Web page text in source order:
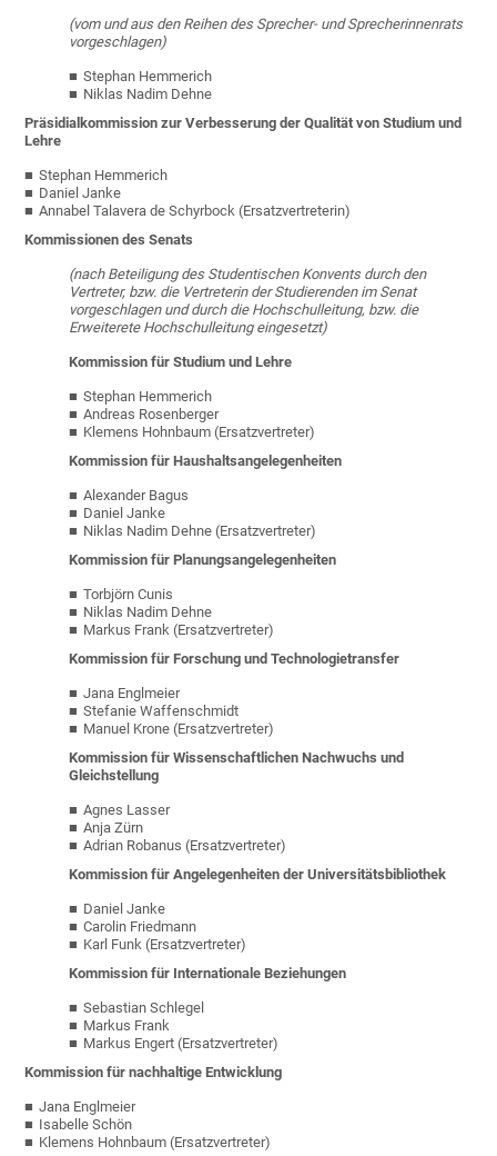
(vom und aus den Reihen des Sprecher- und Sprecherinnenrats
vorgeschlagen)
Stephan Hemmerich
Niklas Nadim Dehne
Präsidialkommission zur Verbesserung der Qualität von Studium und
Lehre
Stephan Hemmerich
Daniel Janke
Annabel Talavera de Schyrbock (Ersatzvertreterin)
Kommissionen des Senats
(nach Beteiligung des Studentischen Konvents durch den
Vertreter, bzw. die Vertreterin der Studierenden im Senat
vorgeschlagen und durch die Hochschulleitung, bzw. die
Erweiterete Hochschulleitung eingesetzt)
Kommission für Studium und Lehre
Stephan Hemmerich
Andreas Rosenberger
Klemens Hohnbaum (Ersatzvertreter)
Kommission für Haushaltsangelegenheiten
Alexander Bagus
Daniel Janke
Niklas Nadim Dehne (Ersatzvertreter)
Kommission für Planungsangelegenheiten
Torbjörn Cunis
Niklas Nadim Dehne
Markus Frank (Ersatzvertreter)
Kommission für Forschung und Technologietransfer
Jana Englmeier
Stefanie Waffenschmidt
Manuel Krone (Ersatzvertreter)
Kommission für Wissenschaftlichen Nachwuchs und
Gleichstellung
Agnes Lasser
Anja Zürn
Adrian Robanus (Ersatzvertreter)
Kommission für Angelegenheiten der Universitätsbibliothek
Daniel Janke
Carolin Friedmann
Karl Funk (Ersatzvertreter)
Kommission für Internationale Beziehungen
Sebastian Schlegel
Markus Frank
Markus Engert (Ersatzvertreter)
Kommission für nachhaltige Entwicklung
Jana Englmeier
Isabelle Schön
Klemens Hohnbaum (Ersatzvertreter)